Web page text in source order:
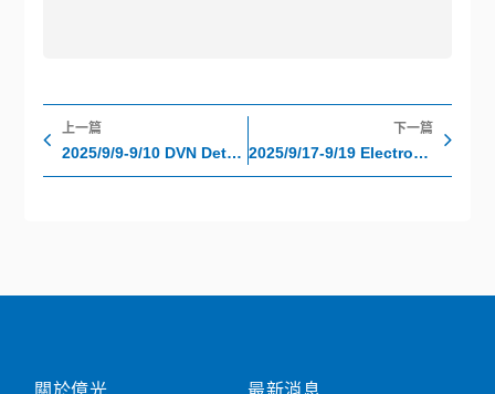
上一頁
上一篇
2025/9/9-9/10 DVN Detroit WORKSHOP
下一篇
2025/9/17-9/19 Electronica India